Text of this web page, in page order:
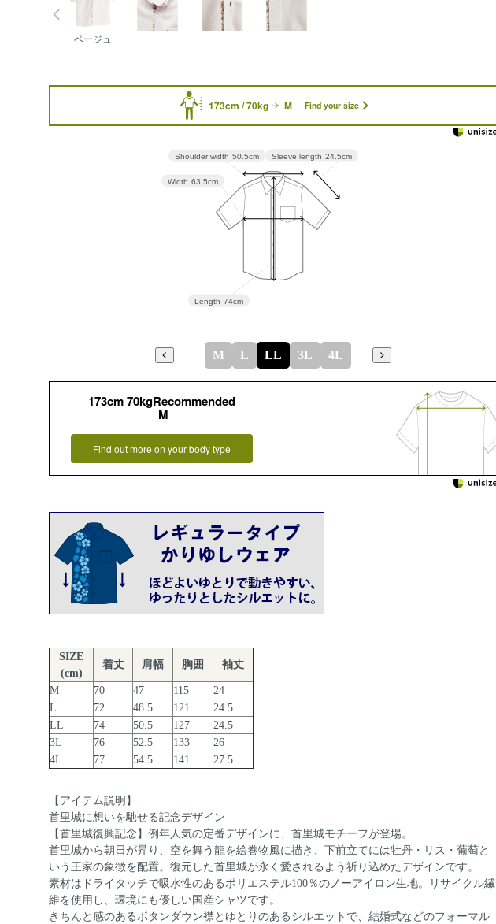
ベージュ
173cm / 70kg M Find your size
Sleeve length 24.5cm
Length 74cm
Width 63.5cm
Shoulder width 50.5cm
M L LL 3L 4L
173cm 70kgRecommended
M
Find out more on your body type
SIZE
(cm)
着丈 肩幅 胸囲 袖丈
M 70 47 115
24
L
72 48.5 121
24.5
LL
74 50.5 127
24.5
3L
76 52.5 133
26
4L
77 54.5 141 27.5
【アイテム説明】
首里城に想いを馳せる記念デザイン
【首里城復興記念】例年人気の定番デザインに、首里城モチーフが登場。
首里城から朝日が昇り、空を舞う龍を絵巻物風に描き、下前立てには牡丹・リス・葡萄と
いう王家の象徴を配置。復元した首里城が永く愛されるよう祈り込めたデザインです。
素材はドライタッチで吸水性のあるポリエステル100％のノーアイロン生地。リサイクル繊
維を使用し、環境にも優しい国産シャツです。
きちんと感のあるボタンダウン襟とゆとりのあるシルエットで、結婚式などのフォーマル